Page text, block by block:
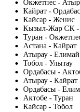
Окжетпес -
Кайрат -
Кайсар - Женис
Кызыл-Жар СК -
Туран -
Астана - Кайрат
Атырау - Елимай
Тобол - Улытау
Ордабасы -
Атырау - Кайрат
Ордабасы -
Актобе - Туран
Кайсар - Тобол